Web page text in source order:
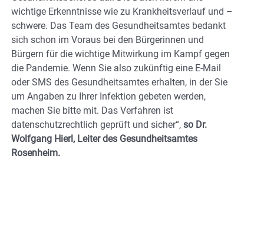
wichtige Erkenntnisse wie zu Krankheitsverlauf und –
schwere. Das Team des Gesundheitsamtes bedankt
sich schon im Voraus bei den Bürgerinnen und
Bürgern für die wichtige Mitwirkung im Kampf gegen
die Pandemie. Wenn Sie also zukünftig eine E-Mail
oder SMS des Gesundheitsamtes erhalten, in der Sie
um Angaben zu Ihrer Infektion gebeten werden,
machen Sie bitte mit. Das Verfahren ist
datenschutzrechtlich geprüft und sicher“, so Dr.
Wolfgang Hierl, Leiter des Gesundheitsamtes
Rosenheim.